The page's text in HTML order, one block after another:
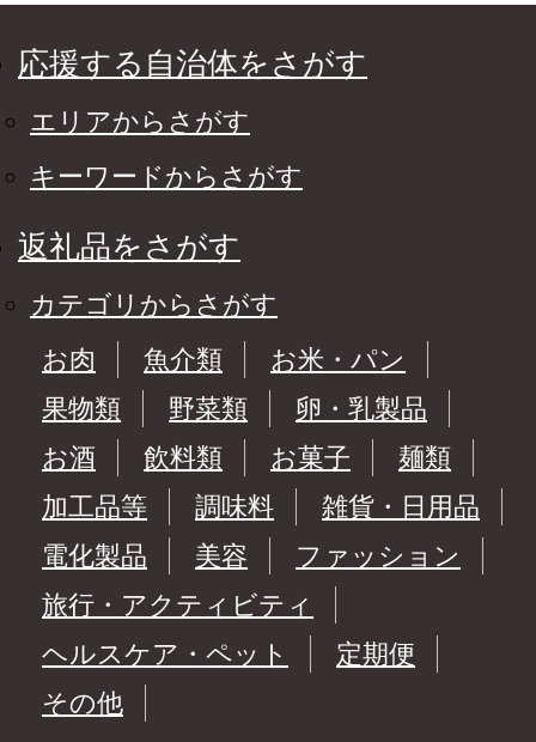
応援する自治体をさがす
エリアからさがす
キーワードからさがす
返礼品をさがす
カテゴリからさがす
お肉
魚介類
お米・パン
果物類
野菜類
卵・乳製品
お酒
飲料類 お菓子
麺類
加工品等
調味料
雑貨・日用品
電化製品
美容
ファッション
旅行・アクティビティ
ヘルスケア・ペット
定期便
その他